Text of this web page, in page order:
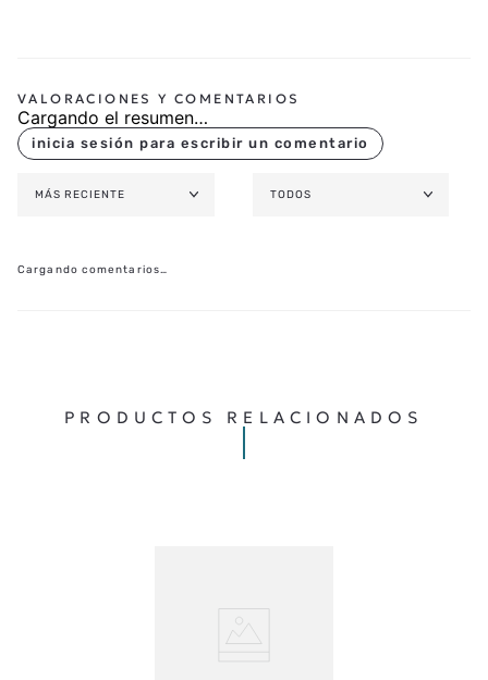
Cargando el resumen…
MÁS RECIENTE TODOS
Cargando comentarios…
PRODUCTOS RELACIONADOS